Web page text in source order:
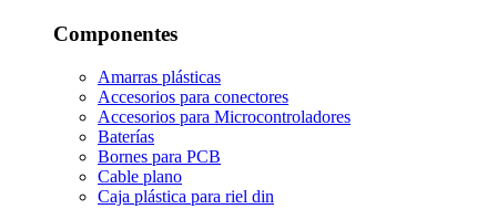
Componentes
Amarras plásticas
Accesorios para conectores
Accesorios para Microcontroladores
Baterías
Bornes para PCB
Cable plano
Caja plástica para riel din